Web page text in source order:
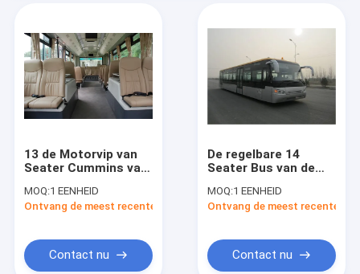
13 de Motorvip van
Seater Cummins van
Luchthavenpendel de
Busbus
MOQ:1 EENHEID
Ontvang de meest recente Prijs
Contact nu
De regelbare 14
Seater Bus van de
de Lage van het het
Staallichaam van de
van Aero
MOQ:1 EENHEID
Ontvang de meest recente
Contact nu